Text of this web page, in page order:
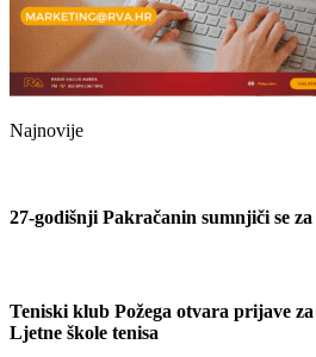
Najnovije
27-godišnji Pakračanin sumnjiči se
Teniski klub Požega otvara prijave
Ljetne škole tenisa